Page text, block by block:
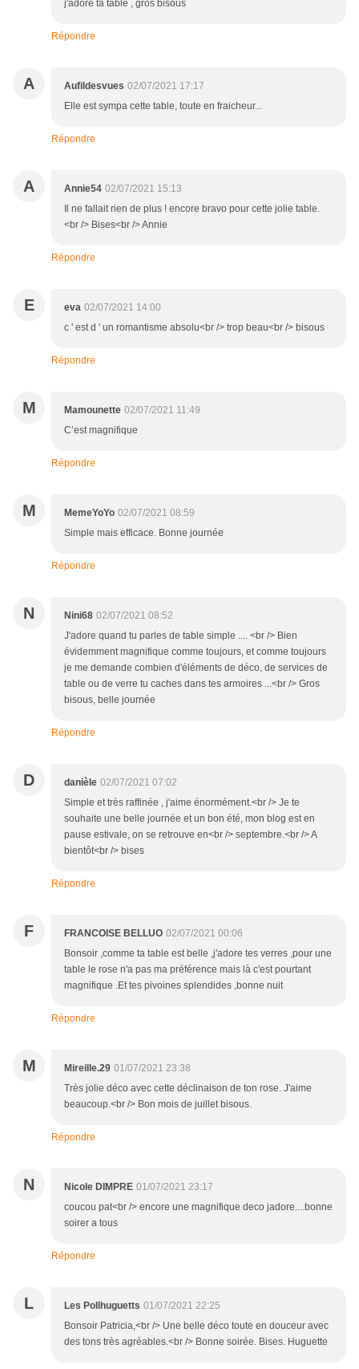
j'adore ta table , gros bisous
Répondre
A Aufildesvues 02/07/2021 17:17
Elle est sympa cette table, toute en fraicheur...
Répondre
A Annie54 02/07/2021 15:13
Il ne fallait rien de plus ! encore bravo pour cette jolie table.
<br /> Bises<br /> Annie
Répondre
E eva 02/07/2021 14:00
c ' est d ' un romantisme absolu<br /> trop beau<br /> bisous
Répondre
M Mamounette 02/07/2021 11:49
C’est magnifique
Répondre
M MemeYoYo 02/07/2021 08:59
Simple mais efficace. Bonne journée
Répondre
N Nini68 02/07/2021 08:52
J'adore quand tu parles de table simple .... <br /> Bien
évidemment magnifique comme toujours, et comme toujours
je me demande combien d'éléments de déco, de services de
table ou de verre tu caches dans tes armoires ...<br /> Gros
bisous, belle journée
Répondre
D danièle 02/07/2021 07:02
Simple et très raffinée , j'aime énormément.<br /> Je te
souhaite une belle journée et un bon été, mon blog est en
pause estivale, on se retrouve en<br /> septembre.<br /> A
bientôt<br /> bises
Répondre
F FRANCOISE BELLUO 02/07/2021 00:06
Bonsoir ,comme ta table est belle ,j'adore tes verres ,pour une
table le rose n'a pas ma préférence mais là c'est pourtant
magnifique .Et tes pivoines splendides ,bonne nuit
Répondre
M Mireille.29 01/07/2021 23:38
Très jolie déco avec cette déclinaison de ton rose. J'aime
beaucoup.<br /> Bon mois de juillet bisous.
Répondre
N Nicole DIMPRE 01/07/2021 23:17
coucou pat<br /> encore une magnifique deco jadore....bonne
soirer a tous
Répondre
L Les Pollhuguetts 01/07/2021 22:25
Bonsoir Patricia,<br /> Une belle déco toute en douceur avec
des tons très agréables.<br /> Bonne soirée. Bises. Huguette